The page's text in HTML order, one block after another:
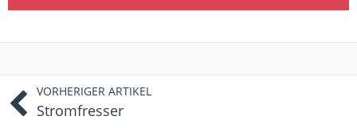
VORHERIGER ARTIKEL
Stromfresser